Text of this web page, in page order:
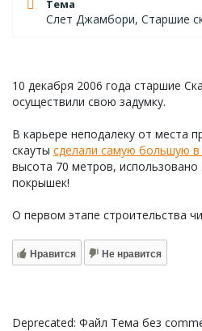
Тема
Слет Джамбори, Старшие
10 декабря 2006 года старшие
осуществили свою задумку.
В карьере неподалеку от места
скауты сделали самую большую
высота 70 метров,
покрышек!
О первом этапе строительства
Нравится Не нравится
Deprecated: Файл Тема без